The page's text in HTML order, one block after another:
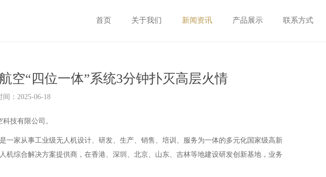
首页 关于我们 新闻资讯 产品展示 联系方式
空“四位一体”系统3分钟扑灭高层火情
间：2025-06-18
技有限公司。
家从事工业级无人机设计、研发、生产、销售、培训、服务为一体的多元化国家级高新
综合解决方案提供商，在香港、深圳、北京、山东、吉林等地建设研发创新基地，业务